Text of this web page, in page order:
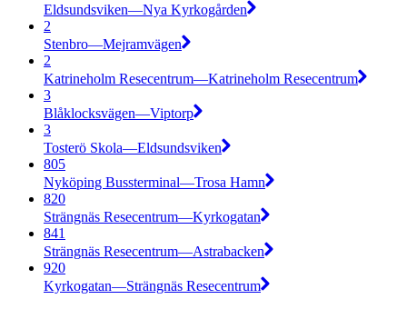
Eldsundsviken—Nya Kyrkogården
2
Stenbro—Mejramvägen
2
Katrineholm Resecentrum—Katrineholm Resecentrum
3
Blåklocksvägen—Viptorp
3
Tosterö Skola—Eldsundsviken
805
Nyköping Bussterminal—Trosa Hamn
820
Strängnäs Resecentrum—Kyrkogatan
841
Strängnäs Resecentrum—Astrabacken
920
Kyrkogatan—Strängnäs Resecentrum